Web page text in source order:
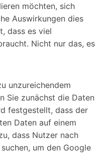
möchten, sich
Auswirkungen dies
dass es viel
Nicht nur das, es
unzureichendem
Sie zunächst die Daten
festgestellt, dass der
Daten auf einem
dass Nutzer nach
um den Google